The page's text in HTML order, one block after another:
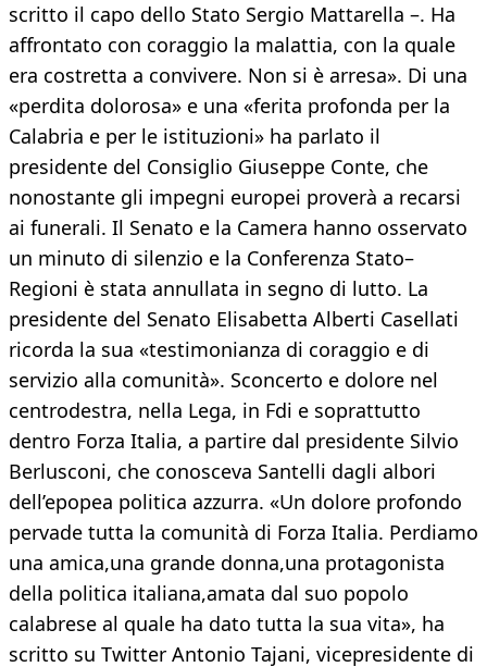
scritto il capo dello Stato Sergio Mattarella –. Ha
affrontato con coraggio la malattia, con la quale
era costretta a convivere. Non si è arresa». Di una
«perdita dolorosa» e una «ferita profonda per la
Calabria e per le istituzioni» ha parlato il
presidente del Consiglio Giuseppe Conte, che
nonostante gli impegni europei proverà a recarsi
ai funerali. Il Senato e la Camera hanno osservato
un minuto di silenzio e la Conferenza Stato–
Regioni è stata annullata in segno di lutto. La
presidente del Senato Elisabetta Alberti Casellati
ricorda la sua «testimonianza di coraggio e di
servizio alla comunità». Sconcerto e dolore nel
centrodestra, nella Lega, in Fdi e soprattutto
dentro Forza Italia, a partire dal presidente Silvio
Berlusconi, che conosceva Santelli dagli albori
dell’epopea politica azzurra. «Un dolore profondo
pervade tutta la comunità di Forza Italia. Perdiamo
una amica,una grande donna,una protagonista
della politica italiana,amata dal suo popolo
calabrese al quale ha dato tutta la sua vita», ha
scritto su Twitter Antonio Tajani, vicepresidente di